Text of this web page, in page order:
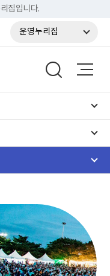
집입니다.
운영누리집